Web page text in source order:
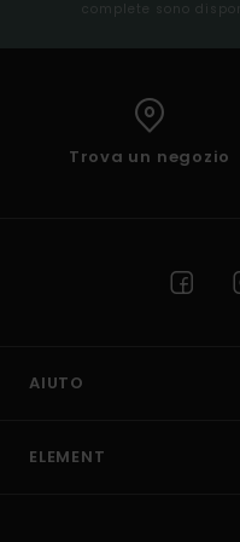
complete sono
Trova un negozio
AIUTO
ELEMENT